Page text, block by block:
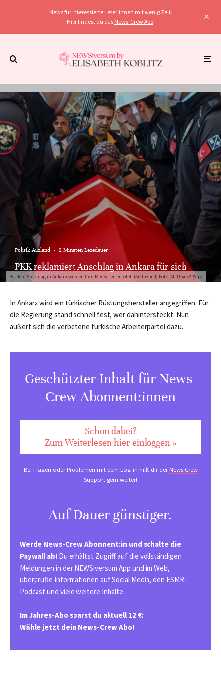
News für interessierte Leser:innen mit wenig Zeit.
Hier findest du das News-Crew Abo!
Bei dem Anschlag in Ankara wurden fünf Menschen getötet. (Archivbild) Foto: Ali Unal/AP/dpa
Politik Ausland · 2 Minuten Lesedauer
PKK reklamiert Anschlag in Ankara für sich
In Ankara wird ein türkischer Rüstungshersteller angegriffen. Für
die Regierung stand schnell fest, wer dahintersteckt. Nun
äußert sich die verbotene türkische Arbeiterpartei dazu.
Geschützter Inhalt für News-
Crew Abonnent:innen
Schon dabei?
Zum Weiterlesen hier einloggen »
Bei Fragen oder Problemen mit dem Log-in hilft dir derNews-Crew
Support gern weiter!
Auf Dauer günstiger.
Werde News-Crew Abonnent:in und schalte die
Paywall ab! Du erhältst Zugriff auf die vollständigen
Meldungen in der NEWSiversum App und im Web,
überprüfte Informationen auf Social Media, den ESMR-
Podcast und viele weitere Inhalte.
Im Jahres-Abo sparst du aktuell 12 €:
Wähle jetzt dein News-Crew Abo!